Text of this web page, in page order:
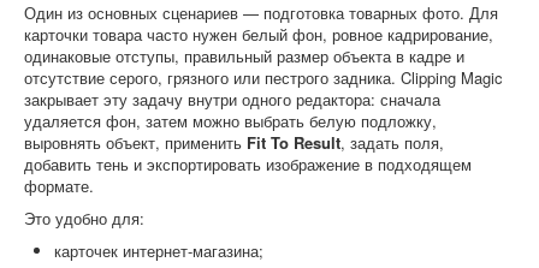
Один из основных сценариев — подготовка товарных фото. Для
карточки товара часто нужен белый фон, ровное кадрирование,
одинаковые отступы, правильный размер объекта в кадре и
отсутствие серого, грязного или пестрого задника. Clipping Magic
закрывает эту задачу внутри одного редактора: сначала
удаляется фон, затем можно выбрать белую подложку,
выровнять объект, применить Fit To Result, задать поля,
добавить тень и экспортировать изображение в подходящем
формате.
Это удобно для:
карточек интернет-магазина;